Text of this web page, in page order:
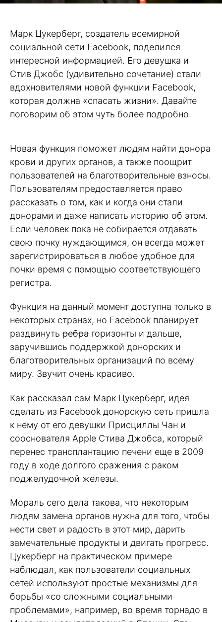
Марк Цукерберг, создатель всемирной
социальной сети Facebook, поделился
интересной информацией. Его девушка и
Стив Джобс (удивительно сочетание) стали
вдохновителями новой функции Facebook,
которая должна «спасать жизни». Давайте
поговорим об этом чуть более подробно.
Новая функция поможет людям найти донора
крови и других органов, а также поощрит
пользователей на благотворительные взносы.
Пользователям предоставляется право
рассказать о том, как и когда они стали
донорами и даже написать историю об этом.
Если человек пока не собирается отдавать
свою почку нуждающимся, он всегда может
зарегистрироваться в любое удобное для
почки время с помощью соответствующего
регистра.
Функция на данный момент доступна только в
некоторых странах, но Facebook планирует
раздвинуть ребра горизонты и дальше,
заручившись поддержкой донорских и
благотворительных организаций по всему
миру. Звучит очень красиво.
Как рассказал сам Марк Цукерберг, идея
сделать из Facebook донорскую сеть пришла
к нему от его девушки Присциллы Чан и
сооснователя Apple Стива Джобса, который
перенес трансплантацию печени еще в 2009
году в ходе долгого сражения с раком
поджелудочной железы.
Мораль сего дела такова, что некоторым
людям замена органов нужна для того, чтобы
нести свет и радость в этот мир, дарить
замечательные продукты и двигать прогресс.
Цукерберг на практическом примере
наблюдал, как пользователи социальных
сетей используют простые механизмы для
борьбы «со сложными социальными
проблемами», например, во время торнадо в